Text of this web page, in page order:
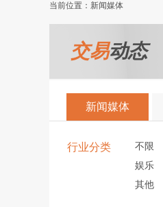
当前位置：新闻媒体
交易动态
新闻媒体
行业分类 不限
娱乐
其他